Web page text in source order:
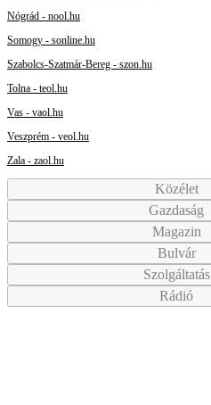
Nógrád - nool.hu
Somogy - sonline.hu
Szabolcs-Szatmár-Bereg - szon.hu
Tolna - teol.hu
Vas - vaol.hu
Veszprém - veol.hu
Zala - zaol.hu
Közélet
Gazdaság
Magazin
Bulvár
Szolgáltatás
Rádió